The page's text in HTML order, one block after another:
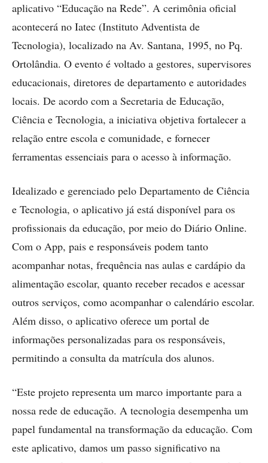
aplicativo “Educação na Rede”. A cerimônia oficial
acontecerá no Iatec (Instituto Adventista de
Tecnologia), localizado na Av. Santana, 1995, no Pq.
Ortolândia. O evento é voltado a gestores, supervisores
educacionais, diretores de departamento e autoridades
locais. De acordo com a Secretaria de Educação,
Ciência e Tecnologia, a iniciativa objetiva fortalecer a
relação entre escola e comunidade, e fornecer
ferramentas essenciais para o acesso à informação.
Idealizado e gerenciado pelo Departamento de Ciência
e Tecnologia, o aplicativo já está disponível para os
profissionais da educação, por meio do Diário Online.
Com o App, pais e responsáveis podem tanto
acompanhar notas, frequência nas aulas e cardápio da
alimentação escolar, quanto receber recados e acessar
outros serviços, como acompanhar o calendário escolar.
Além disso, o aplicativo oferece um portal de
informações personalizadas para os responsáveis,
permitindo a consulta da matrícula dos alunos.
“Este projeto representa um marco importante para a
nossa rede de educação. A tecnologia desempenha um
papel fundamental na transformação da educação. Com
este aplicativo, damos um passo significativo na